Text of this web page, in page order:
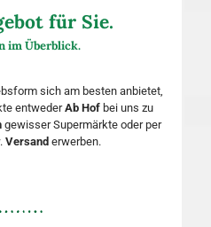
für Sie.
im Überblick.
sich am besten anbietet,
entwederAb Hof bei uns zu
gewisser Supermärkte oder per
Versand erwerben.